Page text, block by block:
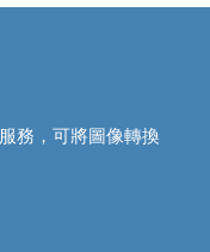
務，可將圖像轉換